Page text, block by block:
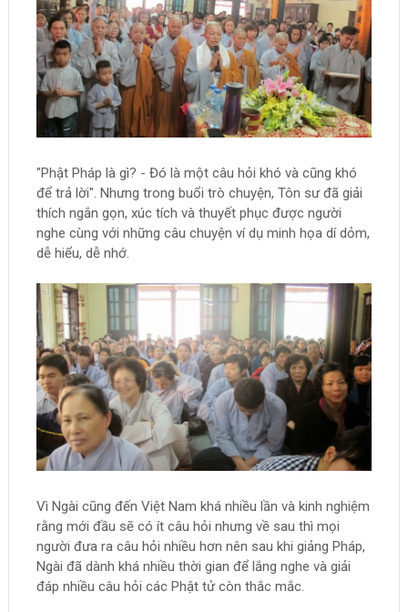
"Phật Pháp là gì? - Đó là một câu hỏi khó và cũng khó
để trả lời". Nhưng trong buổi trò chuyện, Tôn sư đã giải
thích ngắn gọn, xúc tích và thuyết phục được người
nghe cùng với những câu chuyện ví dụ minh họa dí dỏm,
dễ hiểu, dễ nhớ.
Vì Ngài cũng đến Việt Nam khá nhiều lần và kinh nghiệm
rằng mới đầu sẽ có ít câu hỏi nhưng về sau thì mọi
người đưa ra câu hỏi nhiều hơn nên sau khi giảng Pháp,
Ngài đã dành khá nhiều thời gian để lắng nghe và giải
đáp nhiều câu hỏi các Phật tử còn thắc mắc.